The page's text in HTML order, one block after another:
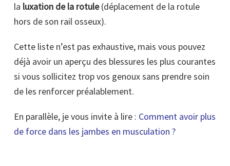
la luxation de la rotule(déplacement de la rotule
hors de son rail osseux).
Cette liste n’est pas exhaustive, mais vous pouvez
déjà avoir un aperçu des blessures les plus courantes
si vous sollicitez trop vos genoux sans prendre soin
de les renforcer préalablement.
En parallèle, je vous invite à lire : Comment avoir plus
de force dans les jambes en musculation ?